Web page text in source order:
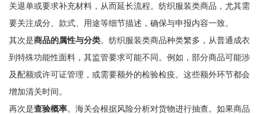
关退单或要求补充材料，从而延长流程。纺织服装类商品，尤其需
要关注成分、款式、用途等细节描述，确保与申报内容一致。
其次是商品的属性与分类。纺织服装类商品种类繁多，从普通成衣
到特殊功能性面料，其监管要求可能不同。例如，部分商品可能涉
及配额或许可证管理，或需要额外的检验检疫。这些额外环节都会
增加清关时间。
再次是查验概率。海关会根据风险分析对货物进行抽查。如果商品